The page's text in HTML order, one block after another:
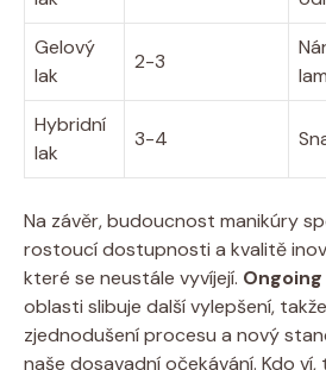
Gelový
lak
2-3
Hybridní
lak
3-4
Na závěr, budoucnost manikúry
rostoucí dostupnosti a kvalitě
které se neustále vyvíjejí.
oblasti slibuje další vylepšení,
zjednodušení procesu a nový
naše dosavadní očekávání. Kdo